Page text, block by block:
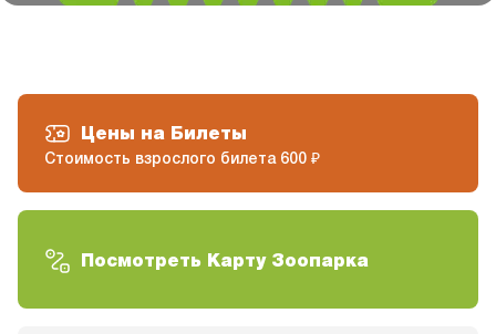
Цены на Билеты
Стоимость взрослого билета 600 ₽
Посмотреть Карту Зоопарка